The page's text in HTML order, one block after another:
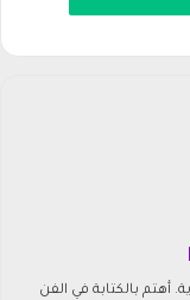
أهتم بالكتابة في الفن